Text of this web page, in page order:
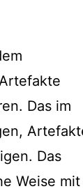
Das im
Das
Weise mit